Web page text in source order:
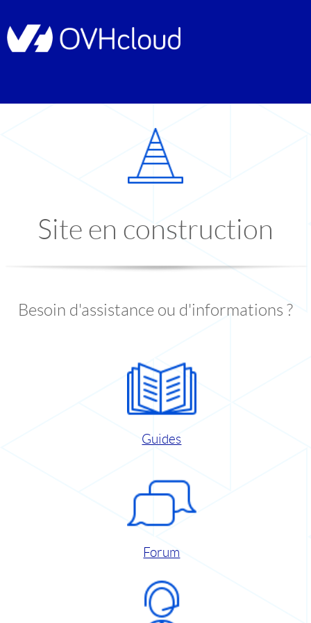
Site en construction
Besoin d'assistance ou d'informations ?
Guides
Forum